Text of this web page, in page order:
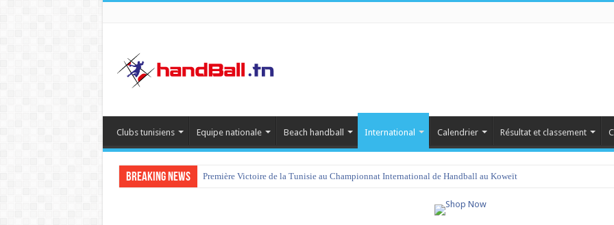
Clubs tunisiens Equipe nationale Beach handball International Calendrier Résultat et classement
Breaking News Première Victoire de la Tunisie au Championnat International de Handball au Koweït